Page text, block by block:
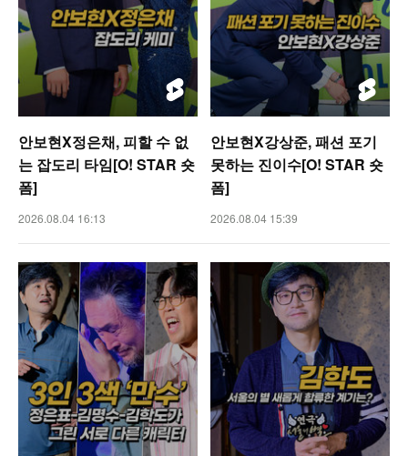
안보현X정은채, 피할 수 없
는 잡도리 타임[O! STAR 숏
폼]
2026.08.04 16:13
안보현X강상준, 패션 포기
못하는 진이수[O! STAR 숏
폼]
2026.08.04 15:39